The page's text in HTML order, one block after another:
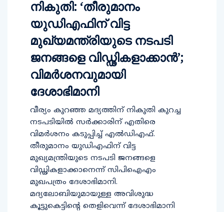
നികുതി: ‘തീരുമാനം
യുഡിഎഫിന് വിട്ട
മുഖ്യമന്ത്രിയുടെ നടപടി
ജനങ്ങളെ വിഡ്ഢികളാക്കാന്‍’;
വിമര്‍ശനവുമായി
ദേശാഭിമാനി
വീര്യം കുറഞ്ഞ മദ്യത്തിന് നികുതി കുറച്ച
നടപടിയില്‍ സര്‍ക്കാരിന് എതിരെ
വിമര്‍ശനം കടുപ്പിച്ച് എല്‍ഡിഎഫ്.
തീരുമാനം യുഡിഎഫിന് വിട്ട
മുഖ്യമന്ത്രിയുടെ നടപടി ജനങ്ങളെ
വിഡ്ഢികളാക്കാനെന്ന് സിപിഐഎം
മുഖപത്രം ദേശാഭിമാനി.
മദ്യലോബിയുമായുള്ള അവിശുദ്ധ
കൂട്ടുകെട്ടിന്റെ തെളിവെന്ന് ദേശാഭിമാനി